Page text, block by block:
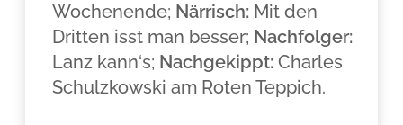
Wochenende; Närrisch: Mit den
Dritten isst man besser; Nachfolger:
Lanz kann‘s; Nachgekippt:Charles
Schulzkowski am Roten Teppich.